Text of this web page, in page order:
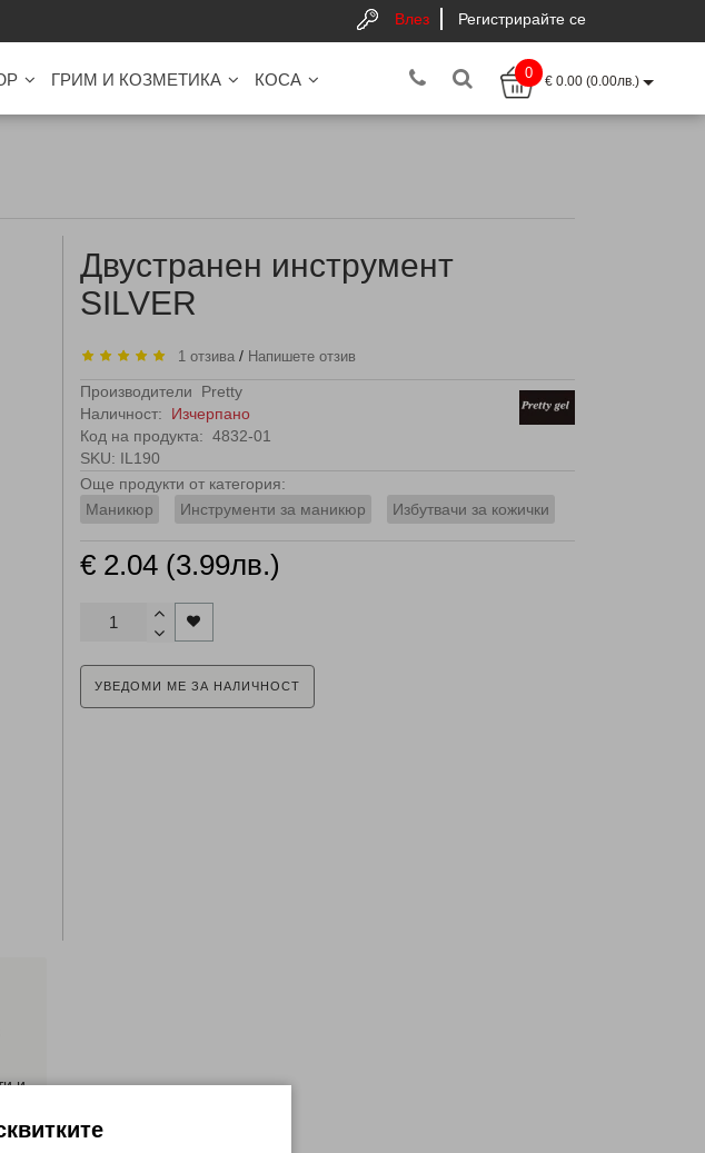
Влез Регистрирайте се
ГРИМ И КОЗМЕТИКА КОСА 0
€ 0.00 (0.00лв.)
и
Двустранен инструмент
SILVER
1 отзива / Напишете отзив
Производители
Pretty
Наличност: Изчерпано
Код на продукта: 4832-01
SKU: IL190
Още продукти от категория:
Маникюр
Инструменти за маникюр Избутвачи за кожички
€ 2.04 (3.99лв.)
УВЕДОМИ МЕ ЗА НАЛИЧНОСТ